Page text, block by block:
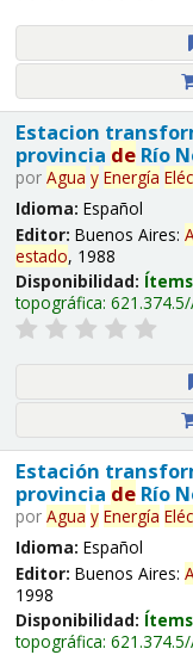
Estacion
provincia deRío
por Agua y Energía
Idioma: Español
Editor: Buenos Aires:
estado, 1988
Disponibilidad:
topográfica:
Estación
provincia deRío
por Agua y Energía
Idioma: Español
Editor: Buenos Aires:
1998
Disponibilidad:
topográfica: